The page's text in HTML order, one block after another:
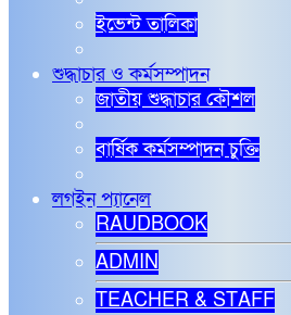
ইভেন্ট তালিকা
শুদ্ধাচার ও কর্মসম্পাদন
জাতীয় শুদ্ধাচার কৌশল
বার্ষিক কর্মসম্পাদন চুক্তি
লগইন প্যানেল
RAUDBOOK
ADMIN
TEACHER & STAFF